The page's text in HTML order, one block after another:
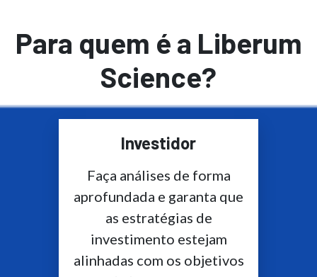
Para quem é a Liberum
Science?
Investidor
Faça análises de forma
aprofundada e garanta que
as estratégias de
investimento estejam
alinhadas com os objetivos